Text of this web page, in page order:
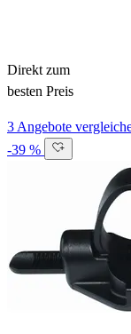
Direkt zum
besten Preis
3 Angebote
-39 %